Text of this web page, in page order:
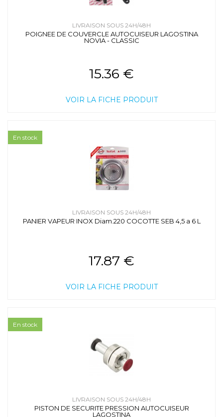
LIVRAISON SOUS 24H/48H
POIGNEE DE COUVERCLE AUTOCUISEUR LAGOSTINA
NOVIA - CLASSIC
15.36 €
VOIR LA FICHE PRODUIT
LIVRAISON SOUS 24H/48H
PANIER VAPEUR INOX Diam.220 COCOTTE SEB 4,5 a 6 L
17.87 €
VOIR LA FICHE PRODUIT
En stock
LIVRAISON SOUS 24H/48H
PISTON DE SECURITE PRESSION AUTOCUISEUR
LAGOSTINA
En stock